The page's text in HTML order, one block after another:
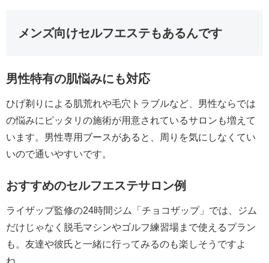
メンズ向けセルフエステもあるんです
男性特有の肌悩みにも対応
ひげ剃りによる肌荒れや毛穴トラブルなど、男性ならでは
の悩みにピッタリの施術が用意されているサロンも増えて
います。男性専用ブースがあると、周りを気にしなくてい
いので通いやすいです。
おすすめのセルフエステサロン例
ライザップ監修の24時間ジム「チョコザップ」では、ジム
だけじゃなく脱毛マシンやゴルフ練習場まで使えるプラン
も。友達や彼氏と一緒に行ってみるのも楽しそうですよ
ね。